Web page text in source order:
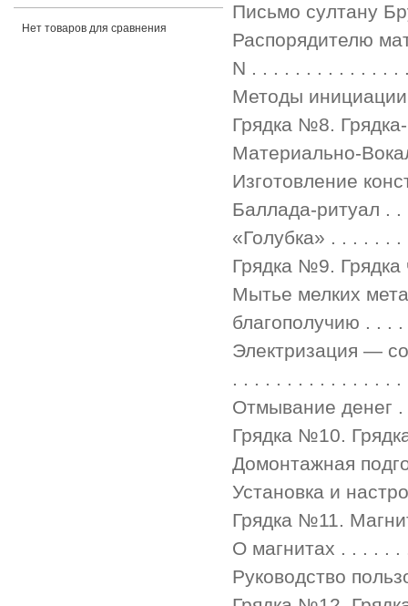
Письмо султану
Распорядителю
N . . . . . . . . . . . . . .
Методы
Грядка №8.
Материально-
Изготовление
Баллада-ритуал .
«Голубка» . . . . . .
Грядка №9.
Мытье мелких
благополучию . . .
Электризация —
. . . . . . . . . . . . . . .
Отмывание денег
Грядка №10.
Домонтажная
Установка и
Грядка №11.
О магнитах . . . . .
Руководство
Нет товаров для сравнения